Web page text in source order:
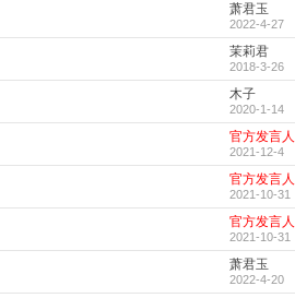
萧君玉
2022-4-27
茉莉君
2018-3-26
木子
2020-1-14
官方发言人
2021-12-4
官方发言人
2021-10-31
官方发言人
2021-10-31
萧君玉
2022-4-20